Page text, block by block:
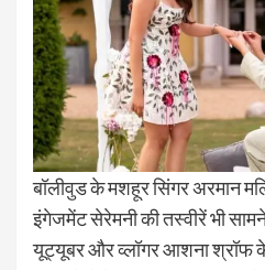
बॉलीवुड के मशहूर सिंगर अरमान
इंगेजमेंट सेरेमनी की तस्वीरें भी
यूट्यूबर और व्लॉगर आशना श्रॉफ